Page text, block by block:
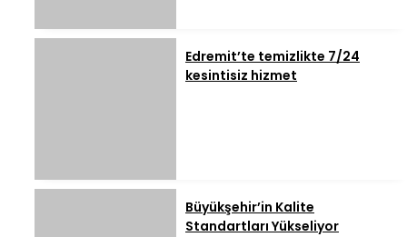
Edremit’te temizlikte 7/24
kesintisiz hizmet
Büyükşehir’in Kalite
Standartları Yükseliyor